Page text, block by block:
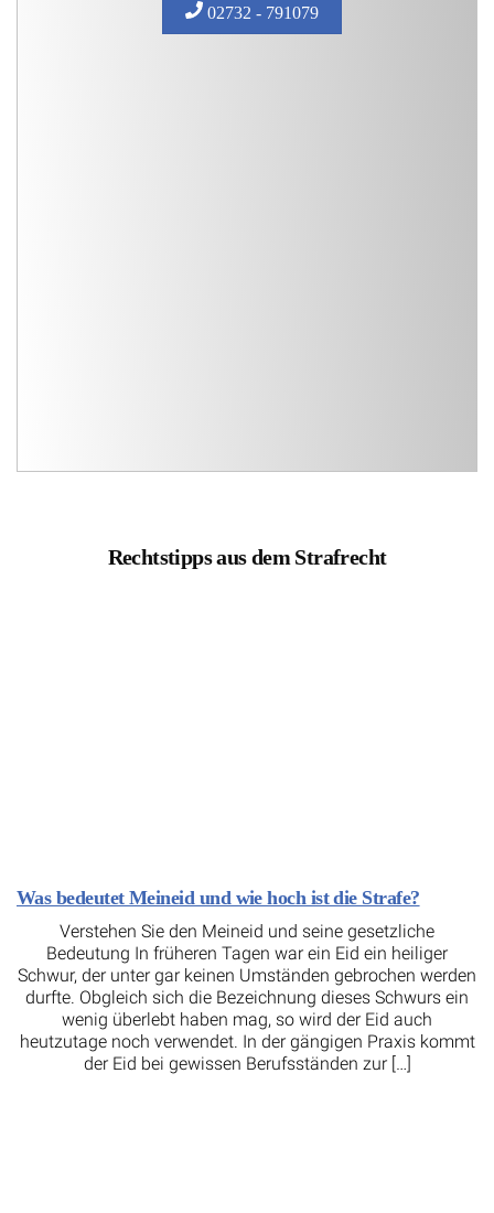
02732 - 791079
Rechtstipps aus dem Strafrecht
Was bedeutet Meineid und wie hoch ist die Strafe?
Verstehen Sie den Meineid und seine gesetzliche
Bedeutung In früheren Tagen war ein Eid ein heiliger
Schwur, der unter gar keinen Umständen gebrochen werden
durfte. Obgleich sich die Bezeichnung dieses Schwurs ein
wenig überlebt haben mag, so wird der Eid auch
heutzutage noch verwendet. In der gängigen Praxis kommt
der Eid bei gewissen Berufsständen zur […]